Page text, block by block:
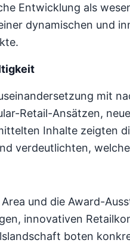
Entwicklung als
dynamischen und
mit
Retail-Ansätzen,
Inhalte zeigten
verdeutlichten,
und die Award-
innovativen
boten